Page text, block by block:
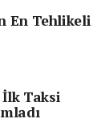
En Tehlikeli
İlk Taksi